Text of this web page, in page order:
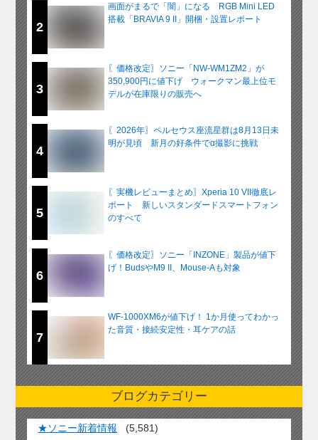
2
画面がまるで「闇」になる RGB Mini LED
搭載「BRAVIA 9 II」開梱・設置レポート
3
〖価格改定〗ソニー「NW-WM1ZM2」が
350,900円に値下げ ウォークマン最上位モ
デルが在庫限りの販売へ
4
〖2026年〗ペルセウス座流星群は8月13日未
明が見頃 新月の好条件でα撮影に挑戦
5
〖実機レビューまとめ〗Xperia 10 VII徹底レ
ポート 新しいスタンダードスマートフォン
のすべて
6
〖価格改定〗ソニー「INZONE」製品が値下
げ！BudsやM9 II、Mouse-Aも対象
7
WF-1000XM6が値下げ！ 1か月使ってわかっ
た音質・接続安定性・耳ケアの話
ブログカテゴリー
★ソニー新着情報
(5,581)